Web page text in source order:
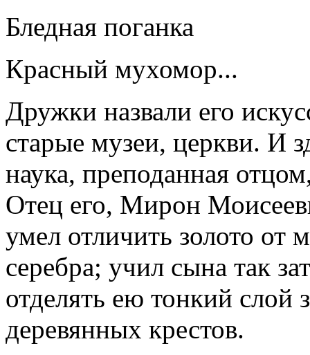
Бледная поганка
Красный мухомор...
Дружки назвали его
старые музеи, церкви. И
наука, преподанная
Отец его, Мирон
умел отличить золото от
серебра; учил сына так
отделять ею тонкий слой
деревянных крестов.